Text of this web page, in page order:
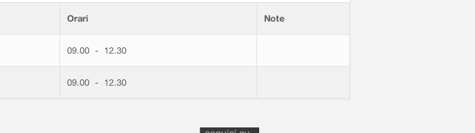
Orari Note
09.00 - 12.30
09.00 - 12.30